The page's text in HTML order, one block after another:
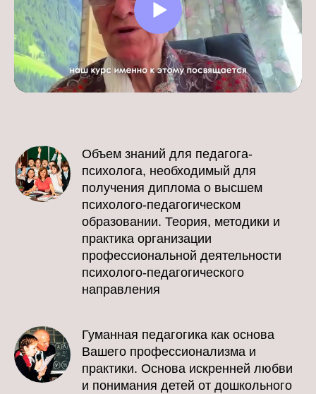
Объем знаний для педагога-
психолога, необходимый для
получения диплома о высшем
психолого-педагогическом
образовании. Теория, методики и
практика организации
профессиональной деятельности
психолого-педагогического
направления
Гуманная педагогика как основа
Вашего профессионализма и
практики. Основа искренней любви
и понимания детей от дошкольного